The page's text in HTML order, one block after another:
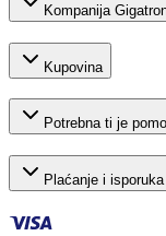
Kompanija
Kupovina
Potrebna ti je
Plaćanje i isporuka